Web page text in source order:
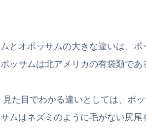
とオポッサムの大きな違いは、
ッサムは北アメリカの有袋類であ
見た目でわかる違いとしては、ポ
ムはネズミのように毛がない尻尾